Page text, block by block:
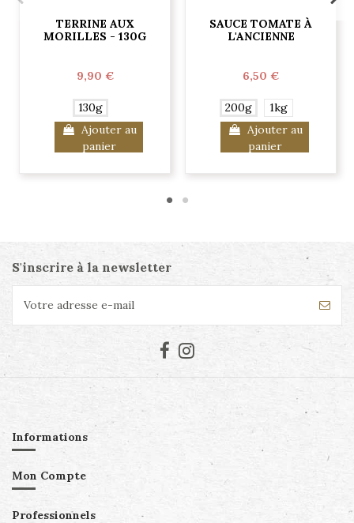
TERRINE AUX
MORILLES - 130G
9,90 €
130g
Ajouter au
panier
SAUCE TOMATE À
L'ANCIENNE
6,50 €
200g
1kg
Ajouter au
panier
S'inscrire à la newsletter
Informations
Mon Compte
Professionnels